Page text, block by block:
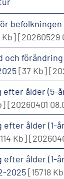
Kb][20260529
och
[37 Kb]
efter ålder (5-
[20260401
efter ålder (1-
Kb]
efter ålder (1-
2025[15718